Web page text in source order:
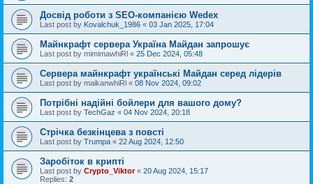
Досвід роботи з SEO-компанією Wedex
Last post by Kovalchuk_1986 « 03 Jan 2025, 17:04
Майнкрафт сервера Україна Майдан запрошує
Last post by mimimawhiRl « 25 Dec 2024, 05:48
Сервера майнкрафт українські Майдан серед лідерів
Last post by maikanwhiRl « 08 Nov 2024, 09:02
Потрібні надійні бойлери для вашого дому?
Last post by TechGaz « 04 Nov 2024, 20:18
Стрічка безкінцева з повсті
Last post by Trumpa « 22 Aug 2024, 12:50
Заробіток в крипті
Last post by Crypto_Viktor« 20 Aug 2024, 15:17
Replies: 2